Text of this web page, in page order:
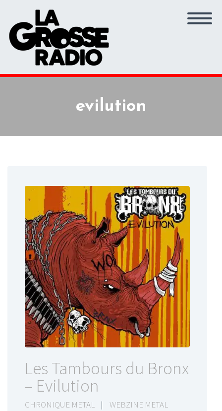
evilution
Les Tambours du Bronx
– Evilution
CHRONIQUE METAL | WEBZINE METAL